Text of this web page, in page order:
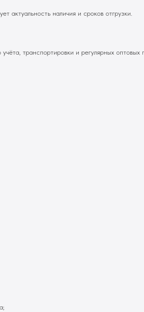
актуальность наличия и сроков отгрузки.
транспортировки и регулярных оптовых